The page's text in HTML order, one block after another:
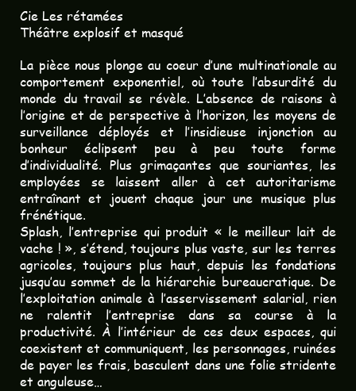
Cie Les rétamées
Théâtre explosif et masqué
La pièce nous plonge au coeur d’une multinationale au
comportement exponentiel, où toute l’absurdité du
monde du travail se révèle. L’absence de raisons à
l’origine et de perspective à l’horizon, les moyens de
surveillance déployés et l’insidieuse injonction au
bonheur éclipsent peu à peu toute forme
d’individualité. Plus grimaçantes que souriantes, les
employées se laissent aller à cet autoritarisme
entraînant et jouent chaque jour une musique plus
frénétique.
Splash, l’entreprise qui produit « le meilleur lait de
vache ! », s’étend, toujours plus vaste, sur les terres
agricoles, toujours plus haut, depuis les fondations
jusqu’au sommet de la hiérarchie bureaucratique. De
l’exploitation animale à l’asservissement salarial, rien
ne ralentit l’entreprise dans sa course à la
productivité. À l’intérieur de ces deux espaces, qui
coexistent et communiquent, les personnages, ruinées
de payer les frais, basculent dans une folie stridente
et anguleuse…